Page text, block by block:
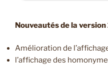
Nouveautés de la version
Amélioration de
l’affichage des